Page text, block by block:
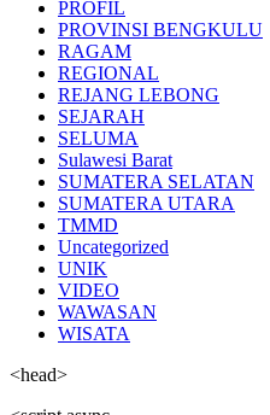
PROFIL
PROVINSI BENGKULU
RAGAM
REGIONAL
REJANG LEBONG
SEJARAH
SELUMA
Sulawesi Barat
SUMATERA SELATAN
SUMATERA UTARA
TMMD
Uncategorized
UNIK
VIDEO
WAWASAN
WISATA
<head>